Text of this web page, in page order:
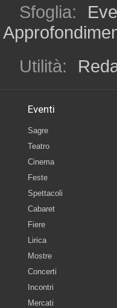
Sfoglia:
Utilità:
Eventi
Sagre
Teatro
Cinema
Feste
Spettacoli
Cabaret
Fiere
Lirica
Mostre
Concerti
Incontri
Mercati